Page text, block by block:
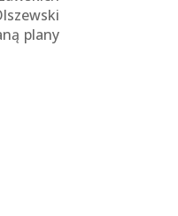
plany